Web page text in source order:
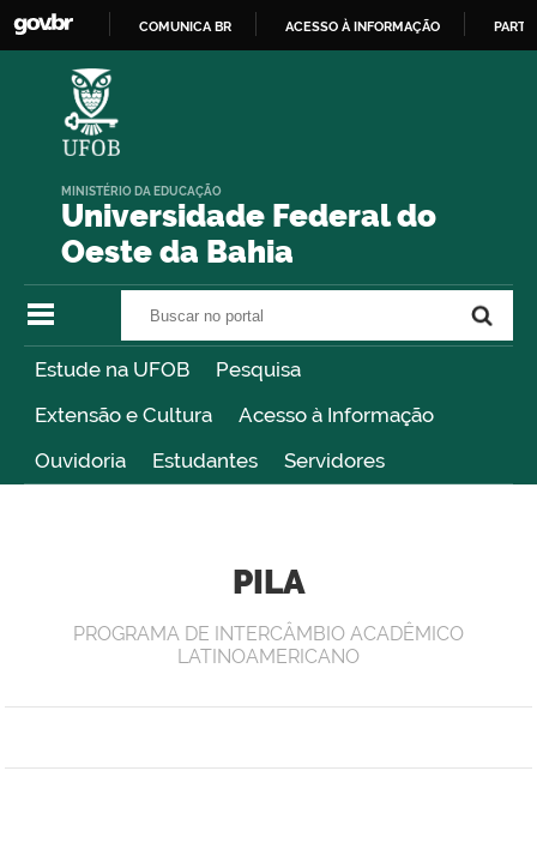
COMUNICA BR ACESSO À INFORMAÇÃO
Universidade Federal do
Oeste da Bahia
MINISTÉRIO DA EDUCAÇÃO
Estude na UFOB
Pesquisa
Extensão e Cultura
Acesso à Informação
Ouvidoria
Estudantes Servidores
PILA
PROGRAMA DE INTERCÂMBIO ACADÊMICO
LATINOAMERICANO